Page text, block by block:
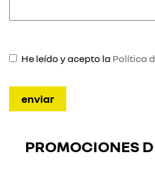
He leído y acepto la Política
PROMOCIONES